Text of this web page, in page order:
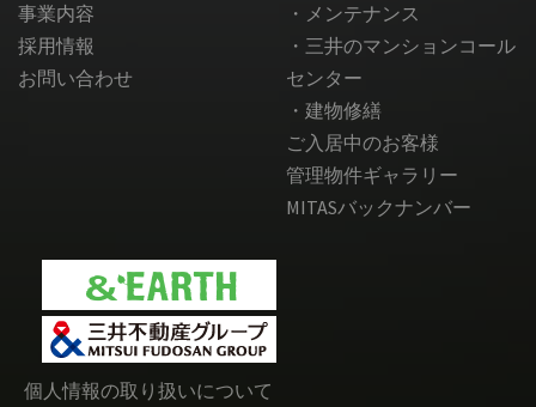
事業内容
採用情報
お問い合わせ
・メンテナンス
・三井のマンションコール
センター
・建物修繕
ご入居中のお客様
管理物件ギャラリー
MITASバックナンバー
個人情報の取り扱いについて